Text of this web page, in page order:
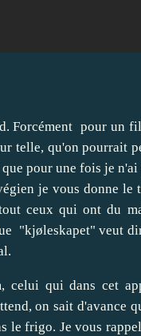
Forcément pour un
telle, qu'on pourrait
pour une fois je
je vous donne le
ceux qui ont du
"kjøleskapet" veut
celui qui dans cet
on sait d'avance
le frigo. Je vous